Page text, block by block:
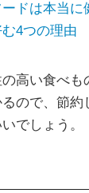
ードは本当
4つの理由
高い食べも
ので、節
でしょう。